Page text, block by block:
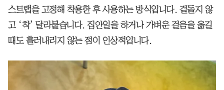
스트랩을 고정해 착용한 후 사용하는 방식입니다. 겉돌지 않
고 ‘착’ 달라붙습니다. 집안일을 하거나 가벼운 걸음을 옮길
때도 흘러내리지 않는 점이 인상적입니다.